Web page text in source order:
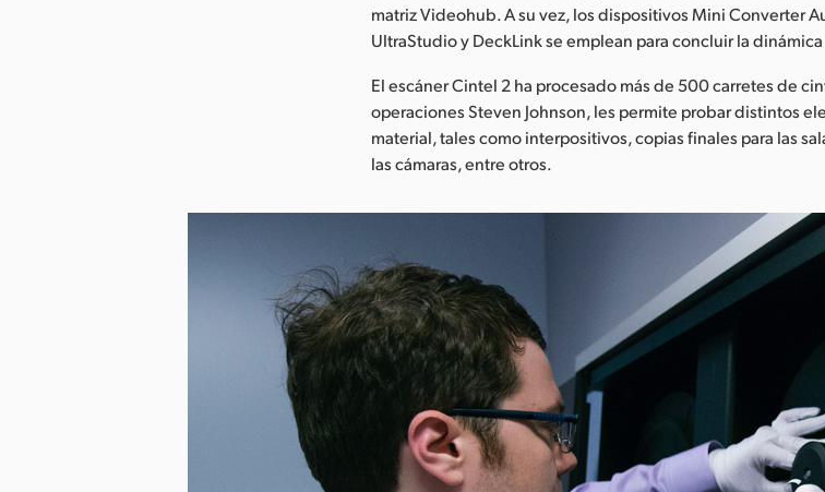
matriz Videohub. A su vez, los dispositivos Mini Converter
UltraStudio y DeckLink se emplean para concluir la
El escáner Cintel 2 ha procesado más de 500 carretes de
operaciones Steven Johnson, les permite probar distintos
material, tales como interpositivos, copias finales para las
las cámaras, entre otros.